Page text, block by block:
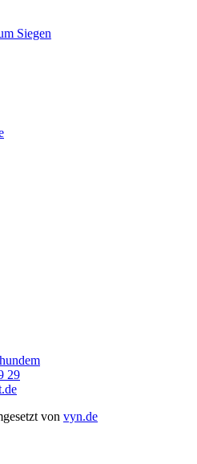
Siegen
29
von vyn.de